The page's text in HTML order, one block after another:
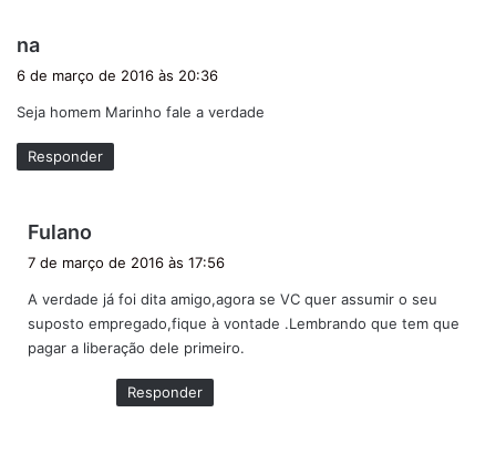
na
s
e
:
6 de março de 2016 às 20:36
Seja homem Marinho fale a verdade
Responder
Fulano
s
e
:
7 de março de 2016 às 17:56
A verdade já foi dita amigo,agora se VC quer assumir o seu
suposto empregado,fique à vontade .Lembrando que tem que
pagar a liberação dele primeiro.
Responder